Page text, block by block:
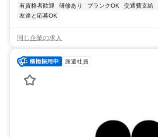
有資格者歓迎
研修あり ブランクOK 交通費支給
友達と応募OK
同じ企業の求人
派遣社員